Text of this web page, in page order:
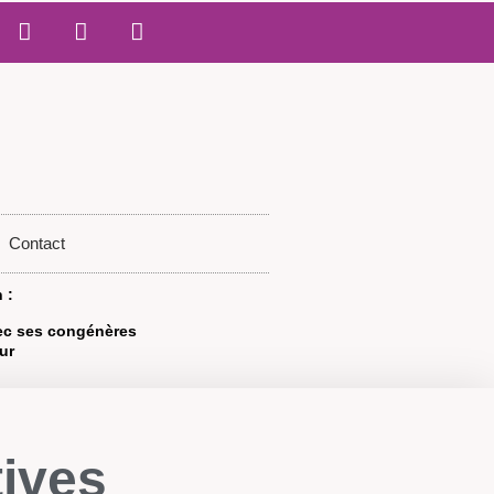
Contact
:
ses congénères